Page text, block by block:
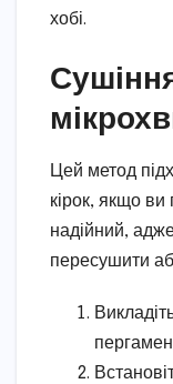
хобі.
Цей метод
кірок, якщо
надійний,
пересушити